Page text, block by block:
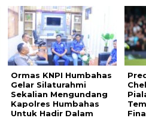
Ormas KNPI Humbahas
Gelar Silaturahmi
Sekalian Mengundang
Kapolres Humbahas
Untuk Hadir Dalam